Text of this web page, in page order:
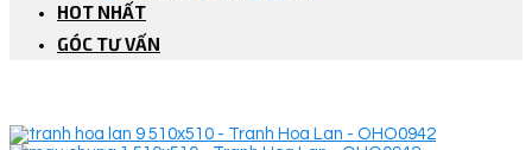
HOT NHẤT
GÓC TƯ VẤN